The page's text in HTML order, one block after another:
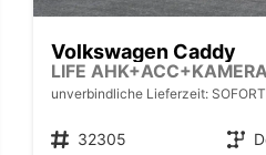
Volkswagen Caddy
unverbindliche Lieferzeit: SOFORT
Fahrzeugnr. 32305 Getriebe